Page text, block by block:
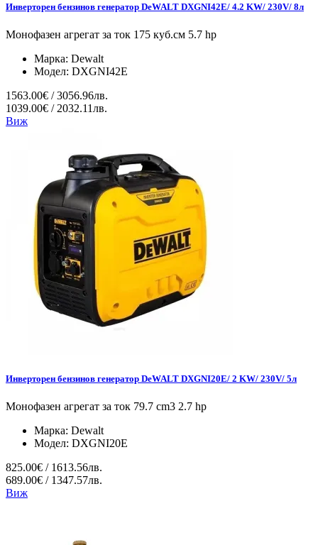
Инверторен бензинов генератор DeWALT DXGNI42E/ 4.2 KW/ 230V/ 8л
Монофазен агрегат за ток 175 куб.см 5.7 hp
Марка: Dewalt
Модел: DXGNI42E
1563.00€ / 3056.96лв.
1039.00€ / 2032.11лв.
Виж
Инверторен бензинов генератор DeWALT DXGNI20E/ 2 KW/ 230V/ 5л
Монофазен агрегат за ток 79.7 cm3 2.7 hp
Марка: Dewalt
Модел: DXGNI20E
825.00€ / 1613.56лв.
689.00€ / 1347.57лв.
Виж